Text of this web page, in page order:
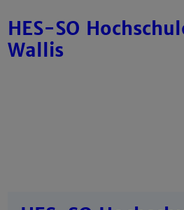
HES-SO
Wallis